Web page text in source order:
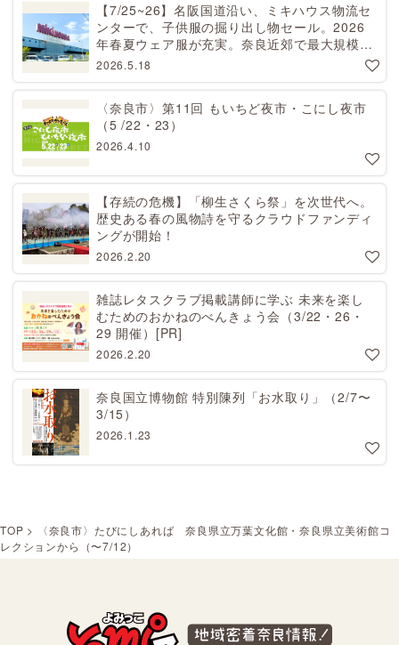
【7/25~26】名阪国道沿い、ミキハウス物流セ
ンターで、子供服の掘り出し物セール。2026
年春夏ウェア服が充実。奈良近郊で最大規模！
天理から27分[PR]
2026.5.18
〈奈良市〉第11回 もいちど夜市・こにし夜市
（5 /22・23）
2026.4.10
【存続の危機】「柳生さくら祭」を次世代へ。
歴史ある春の風物詩を守るクラウドファンディ
ングが開始！
2026.2.20
雑誌レタスクラブ掲載講師に学ぶ 未来を楽し
むためのおかねのべんきょう会（3/22・26・
29 開催）[PR]
2026.2.20
奈良国立博物館 特別陳列「お水取り」（2/7〜
3/15）
2026.1.23
TOP >
〈奈良市〉たびにしあれば 奈良県立万葉文化館・奈良県立美術館コ
レクションから（〜7/12）